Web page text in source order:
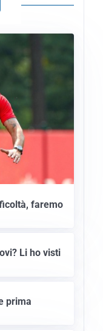
faremo
Li ho visti
prima